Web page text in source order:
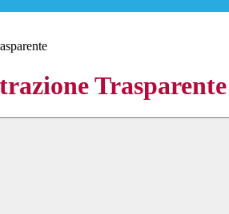
Trasparente